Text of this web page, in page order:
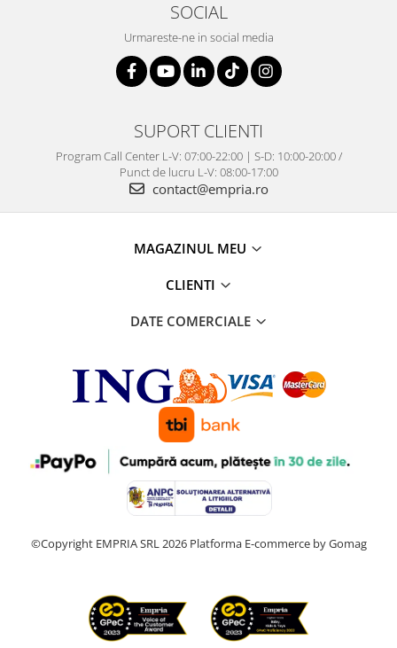
SOCIAL
Urmareste-ne in social media
SUPORT CLIENTI
Program Call Center L-V: 07:00-22:00 | S-D: 10:00-20:00 /
Punct de lucru L-V: 08:00-17:00
contact@empria.ro
MAGAZINUL MEU
CLIENTI
DATE COMERCIALE
©Copyright EMPRIA SRL 2026 Platforma E-commerce by Gomag